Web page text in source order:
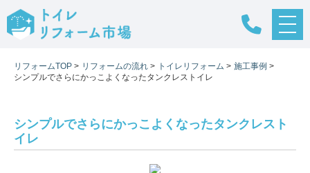
メ
ニ
リフォームTOP > リフォームの流れ > トイレリフォーム > 施工事例 >
シンプルでさらにかっこよくなったタンクレストイレ
シンプルでさらにかっこよくなったタンクレスト
イレ